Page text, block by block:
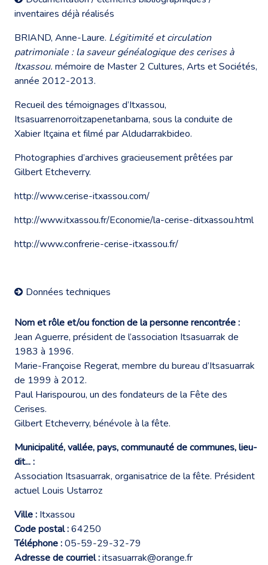
inventaires déjà réalisés
BRIAND, Anne-Laure. Légitimité et circulation
patrimoniale : la saveur généalogique des cerises à
Itxassou. mémoire de Master 2 Cultures, Arts et Sociétés,
année 2012-2013.
Recueil des témoignages d’Itxassou,
Itsasuarrenorroitzapenetanbarna, sous la conduite de
Xabier Itçaina et filmé par Aldudarrakbideo.
Photographies d’archives gracieusement prêtées par
Gilbert Etcheverry.
http://www.cerise-itxassou.com/
http://www.itxassou.fr/Economie/la-cerise-ditxassou.html
http://www.confrerie-cerise-itxassou.fr/
Données techniques
Nom et rôle et/ou fonction de la personne rencontrée :
Jean Aguerre, président de l’association Itsasuarrak de
1983 à 1996.
Marie-Françoise Regerat, membre du bureau d’Itsasuarrak
de 1999 à 2012.
Paul Harispourou, un des fondateurs de la Fête des
Cerises.
Gilbert Etcheverry, bénévole à la fête.
Municipalité, vallée, pays, communauté de communes, lieu-
dit... :
Association Itsasuarrak, organisatrice de la fête. Président
actuel Louis Ustarroz
Ville : Itxassou
Code postal :64250
Téléphone :05-59-29-32-79
Adresse de courriel :itsasuarrak@orange.fr